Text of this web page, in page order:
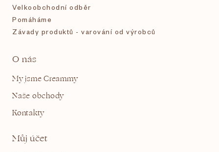
Velkoobchodní odběr
Pomáháme
Závady produktů - varování od výrobců
O nás
My jsme Creammy
Naše obchody
Kontakty
Můj účet